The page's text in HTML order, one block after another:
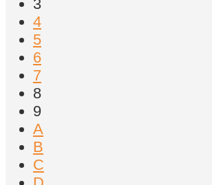
3
4
5
6
7
8
9
A
B
C